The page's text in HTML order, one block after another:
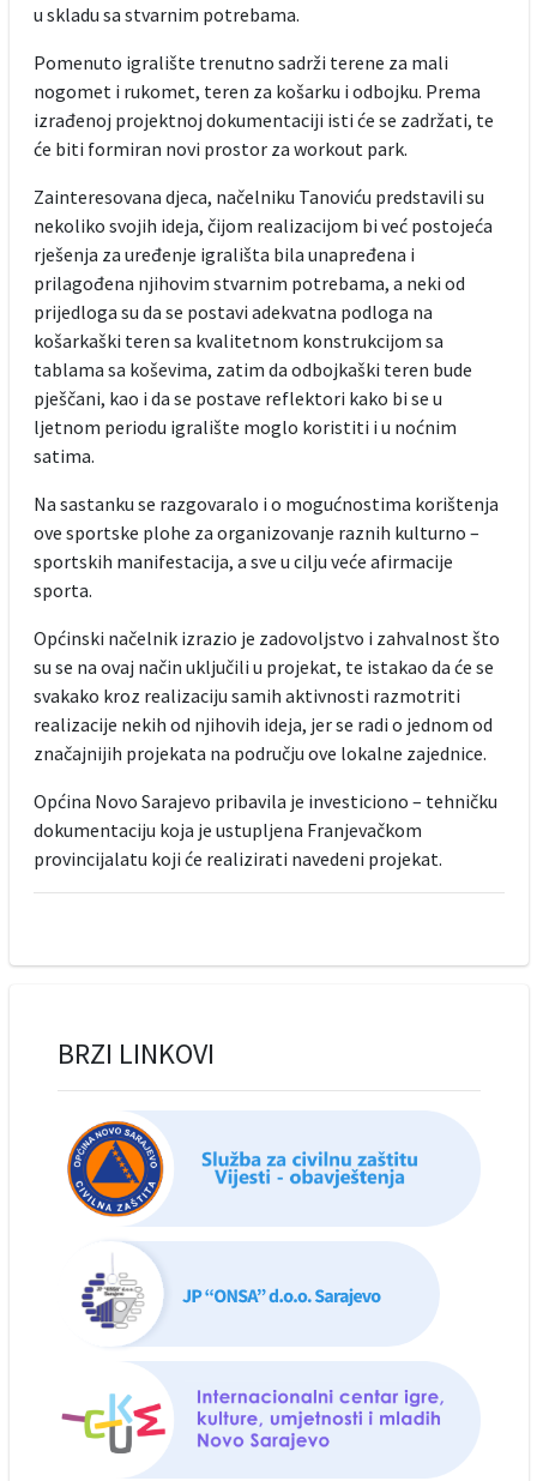
u skladu sa stvarnim potrebama.
Pomenuto igralište trenutno sadrži terene za mali
nogomet i rukomet, teren za košarku i odbojku. Prema
izrađenoj projektnoj dokumentaciji isti će se zadržati, te
će biti formiran novi prostor za workout park.
Zainteresovana djeca, načelniku Tanoviću predstavili su
nekoliko svojih ideja, čijom realizacijom bi već postojeća
rješenja za uređenje igrališta bila unapređena i
prilagođena njihovim stvarnim potrebama, a neki od
prijedloga su da se postavi adekvatna podloga na
košarkaški teren sa kvalitetnom konstrukcijom sa
tablama sa koševima, zatim da odbojkaški teren bude
pješčani, kao i da se postave reflektori kako bi se u
ljetnom periodu igralište moglo koristiti i u noćnim
satima.
Na sastanku se razgovaralo i o mogućnostima korištenja
ove sportske plohe za organizovanje raznih kulturno –
sportskih manifestacija, a sve u cilju veće afirmacije
sporta.
Općinski načelnik izrazio je zadovoljstvo i zahvalnost što
su se na ovaj način uključili u projekat, te istakao da će se
svakako kroz realizaciju samih aktivnosti razmotriti
realizacije nekih od njihovih ideja, jer se radi o jednom od
značajnijih projekata na području ove lokalne zajednice.
Općina Novo Sarajevo pribavila je investiciono – tehničku
dokumentaciju koja je ustupljena Franjevačkom
provincijalatu koji će realizirati navedeni projekat.
BRZI LINKOVI